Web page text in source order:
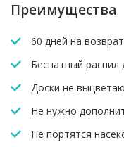
Преимущества
60 дней на
Беспатный распил
Доски не
Не нужно
Не портятся